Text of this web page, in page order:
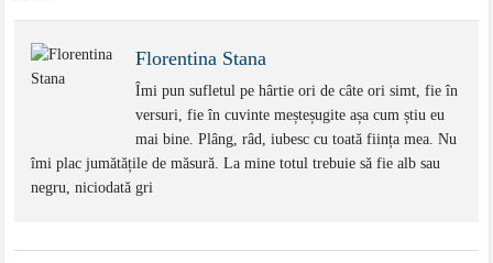
Florentina Stana
Îmi pun sufletul pe hârtie ori de câte ori simt, fie în
versuri, fie în cuvinte meșteșugite așa cum știu eu
mai bine. Plâng, râd, iubesc cu toată ființa mea. Nu
îmi plac jumătățile de măsură. La mine totul trebuie să fie alb sau
negru, niciodată gri